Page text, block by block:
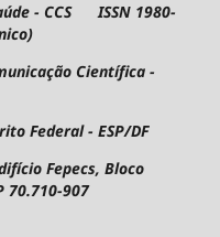
- CCS ISSN 1980-
Científica -
Federal - ESP/DF
Fepecs, Bloco
70.710-907